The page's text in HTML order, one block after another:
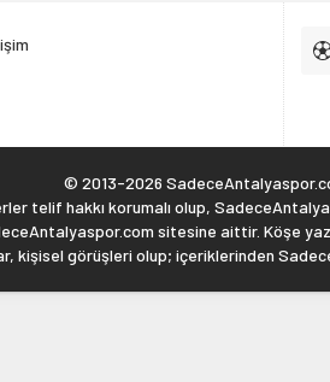
© 2013-2026
telif hakkı korumalı olup,
sitesine aittir. Köşe
kişisel görüşleri olup; içeriklerinden